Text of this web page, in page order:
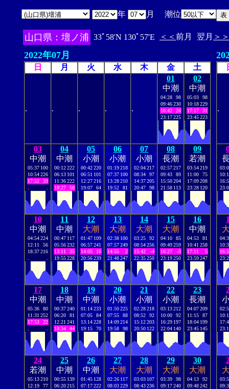
年 月 潮位
山口県：壇ノ浦 33ﾟ58'N 130ﾟ57'E ＜＜ 前月 翌月 ＞＞
2022年07月
日 月 火 水 木 金 土
. . . . .
01
中潮
04:28
98
09:46230
16:42
26
23:17225
02
中潮
05:03
98
10:18229
17:17
31
23:45223
03
中潮
05:37 100
10:54226
17:52
39
04
中潮
00:12222
06:13 101
11:36222
18:27
50
05
小潮
00:42220
06:51 101
12:27216
19:07
64
06
小潮
01:19218
07:37 100
13:28210
19:52
81
07
小潮
02:04217
08:34
97
14:37205
20:47
98
08
長潮
02:57217
09:43
89
15:50204
21:58 113
09
若潮
03:54219
11:00
75
17:09208
23:28 120
10
中潮
04:54224
12:11
56
18:37216
11
中潮
00:47 117
05:56232
13:11
35
19:55228
12
大潮
01:47 109
06:57241
14:05
16
20:56239
13
大潮
02:38 100
07:57249
14:55
2
21:48247
14
大潮
03:25
92
08:54256
15:42
-4
22:35250
15
大潮
04:10
85
09:49259
16:27
-3
23:19250
16
中潮
04:53
81
10:41 258
17:11
5
23:59247
17
中潮
05:36
80
11:31 252
17:53
22
18
中潮
00:37240
06:20
81
12:21 241
18:34
44
19
中潮
01:14233
07:05
84
13:14228
19:15
70
20
小潮
01:50225
07:55
88
14:09214
19:58
98
21
小潮
02:28218
08:52
92
15:12203
20:50 122
22
小潮
03:13212
10:00
92
16:29 197
22:04 140
23
長潮
04:07209
11:15
87
18:04 199
23:45 145
24
若潮
05:13210
12:19
77
25
中潮
00:55 139
06:20215
26
中潮
01:45 128
07:17222
27
大潮
02:26 117
08:03229
28
大潮
03:03 107
08:43236
29
大潮
03:39
98
09:17240
30
大潮
04:13
92
09:48242
.